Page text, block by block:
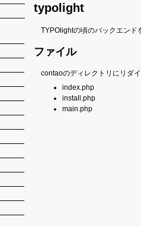
typolight
TYPOlightの頃のバックエンド
ファイル
contaoのディレクトリにリダ
index.php
install.php
main.php